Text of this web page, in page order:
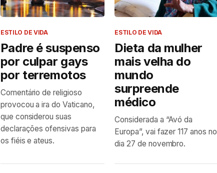
ESTILO DE VIDA
Padre é suspenso
por culpar gays
por terremotos
Comentário de religioso
provocou a ira do Vaticano,
que considerou suas
declarações ofensivas para
os fiéis e ateus.
ESTILO DE VIDA
Dieta da mulher
mais velha do
mundo
surpreende
médico
Considerada a “Avó da
Europa”, vai fazer 117 anos no
dia 27 de novembro.